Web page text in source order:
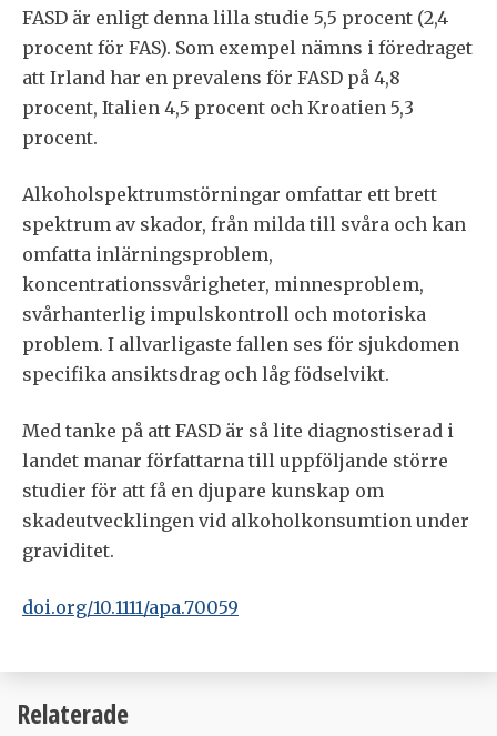
FASD är enligt denna lilla studie 5,5 procent (2,4
procent för FAS). Som exempel nämns i föredraget
att Irland har en prevalens för FASD på 4,8
procent, Italien 4,5 procent och Kroatien 5,3
procent.
Alkoholspektrumstörningar omfattar ett brett
spektrum av skador, från milda till svåra och kan
omfatta inlärningsproblem,
koncentrationssvårigheter, minnesproblem,
svårhanterlig impulskontroll och motoriska
problem. I allvarligaste fallen ses för sjukdomen
specifika ansiktsdrag och låg födselvikt.
Med tanke på att FASD är så lite diagnostiserad i
landet manar författarna till uppföljande större
studier för att få en djupare kunskap om
skadeutvecklingen vid alkoholkonsumtion under
graviditet.
doi.org/10.1111/apa.70059
Relaterade